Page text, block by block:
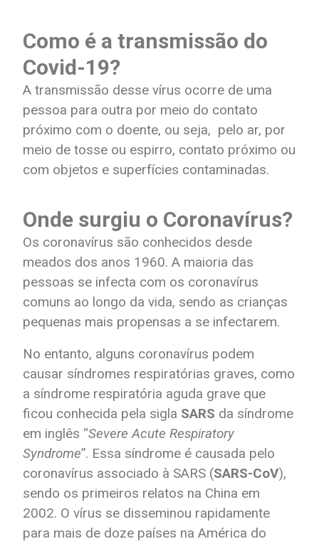
Como é a transmissão do
Covid-19?
A transmissão desse vírus ocorre de uma
pessoa para outra por meio do contato
próximo com o doente, ou seja, pelo ar, por
meio de tosse ou espirro, contato próximo ou
com objetos e superfícies contaminadas.
Onde surgiu o Coronavírus?
Os coronavírus são conhecidos desde
meados dos anos 1960. A maioria das
pessoas se infecta com os coronavírus
comuns ao longo da vida, sendo as crianças
pequenas mais propensas a se infectarem.
No entanto, alguns coronavírus podem
causar síndromes respiratórias graves, como
a síndrome respiratória aguda grave que
ficou conhecida pela sigla SARS da síndrome
em inglês “Severe Acute Respiratory
Syndrome”. Essa síndrome é causada pelo
coronavírus associado à SARS (SARS-CoV),
sendo os primeiros relatos na China em
2002. O vírus se disseminou rapidamente
para mais de doze países na América do